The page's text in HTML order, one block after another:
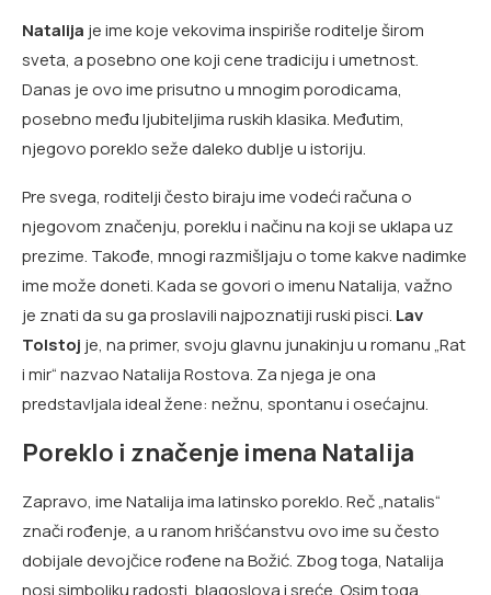
Natalija je ime koje vekovima inspiriše roditelje širom
sveta, a posebno one koji cene tradiciju i umetnost.
Danas je ovo ime prisutno u mnogim porodicama,
posebno među ljubiteljima ruskih klasika. Međutim,
njegovo poreklo seže daleko dublje u istoriju.
Pre svega, roditelji često biraju ime vodeći računa o
njegovom značenju, poreklu i načinu na koji se uklapa uz
prezime. Takođe, mnogi razmišljaju o tome kakve nadimke
ime može doneti. Kada se govori o imenu Natalija, važno
je znati da su ga proslavili najpoznatiji ruski pisci. Lav
Tolstoj je, na primer, svoju glavnu junakinju u romanu „Rat
i mir“ nazvao Natalija Rostova. Za njega je ona
predstavljala ideal žene: nežnu, spontanu i osećajnu.
Poreklo i značenje imena Natalija
Zapravo, ime Natalija ima latinsko poreklo. Reč „natalis“
znači rođenje, a u ranom hrišćanstvu ovo ime su često
dobijale devojčice rođene na Božić. Zbog toga, Natalija